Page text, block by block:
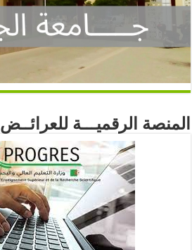
المنصة الرقميـــة للعرائــض